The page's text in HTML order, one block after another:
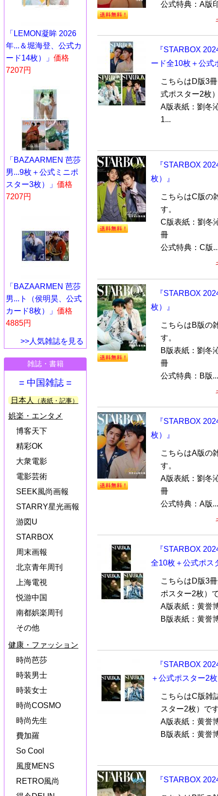
「LEMON凝眸 2026
年...＆堀海登、公式カ
ード14枚）」 価格
7207円
「BAZAARMEN 芭莎
男...9枚＋公式ミニポ
スター3枚）」 価格
7207円
「BAZAARMEN 芭莎
男...ト（侯明昊、公式
カード8枚）」 価格
4885円
>>人気雑誌を見る
雑誌・書籍
= 中国雑誌 =
日本人 （表紙・記事）
娯楽・エンタメ
博客天下
精彩OK
大衆電影
電影芸術
SEEK風尚画報
STARRY星光画報
游図U
STARBOX
周末画報
北京青年周刊
上海電視
悦游中国
南都娯楽周刊
その他
健康・ファッション
時尚芭莎
時装男士
時装女士
時尚COSMO
時尚先生
費加羅
So Cool
風度MENS
RETRO風尚
公式特典：A版
『STARBOX
ード全10枚＋公式
こちらはD版3
式ポスター2枚
A版表紙：劉冬
1...
『STARBOX
枚）』
こちらはC版の
す。
C版表紙：劉冬
冊
公式特典：C版
『STARBOX
枚）』
こちらはB版の
す。
B版表紙：劉冬
冊
公式特典：B版...
『STARBOX
枚）』
こちらはA版の
す。
A版表紙：劉冬
冊
公式特典：A版...
『STARBOX
全10枚＋公式ポス
こちらはD版3
ポスター2枚）
A版表紙：黄誉
B版表紙：黄誉
『STARBOX
＋公式ポスター2
こちらはC版雑
スター2枚）で
A版表紙：黄誉
B版表紙：黄誉
『STARBOX